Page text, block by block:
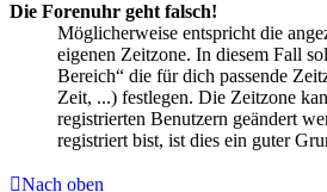
Die Forenuhr geht falsch!
Möglicherweise entspricht die
eigenen Zeitzone. In diesem Fall
Bereich“ die für dich passende
Zeit, ...) festlegen. Die Zeitzone
registrierten Benutzern geändert
registriert bist, ist dies ein guter
Nach oben